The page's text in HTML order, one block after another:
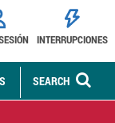
INTERRUPCIONES
SEARCH